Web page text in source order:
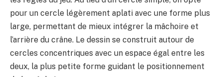
pour un cercle légèrement aplati avec une forme plus
large, permettant de mieux intégrer la mâchoire et
l’arrière du crâne. Le dessin se construit autour de
cercles concentriques avec un espace égal entre les
deux, la plus petite forme guidant le positionnement